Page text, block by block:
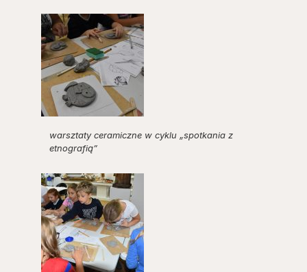
warsztaty ceramiczne w cyklu „spotkania z
etnografią”